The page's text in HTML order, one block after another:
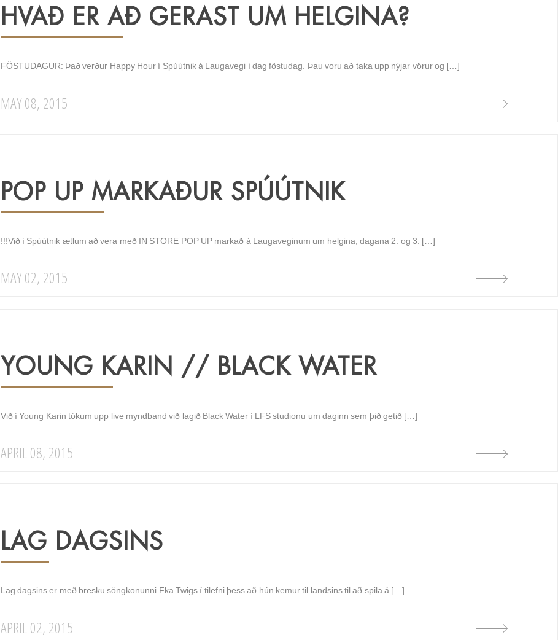
HVAÐ ER AÐ GERAST UM HELGINA?
FÖSTUDAGUR: Það verður Happy Hour í Spúútnik á Laugavegi í dag föstudag. Þau voru að taka upp nýjar vörur og […]
MAY 08, 2015
POP UP MARKAÐUR SPÚÚTNIK
!!!Við í Spúútnik ætlum að vera með IN STORE POP UP markað á Laugaveginum um helgina, dagana 2. og 3. […]
MAY 02, 2015
YOUNG KARIN // BLACK WATER
Við í Young Karin tókum upp live myndband við lagið Black Water í LFS studionu um daginn sem þið getið […]
APRIL 08, 2015
LAG DAGSINS
Lag dagsins er með bresku söngkonunni Fka Twigs í tilefni þess að hún kemur til landsins til að spila á […]
APRIL 02, 2015